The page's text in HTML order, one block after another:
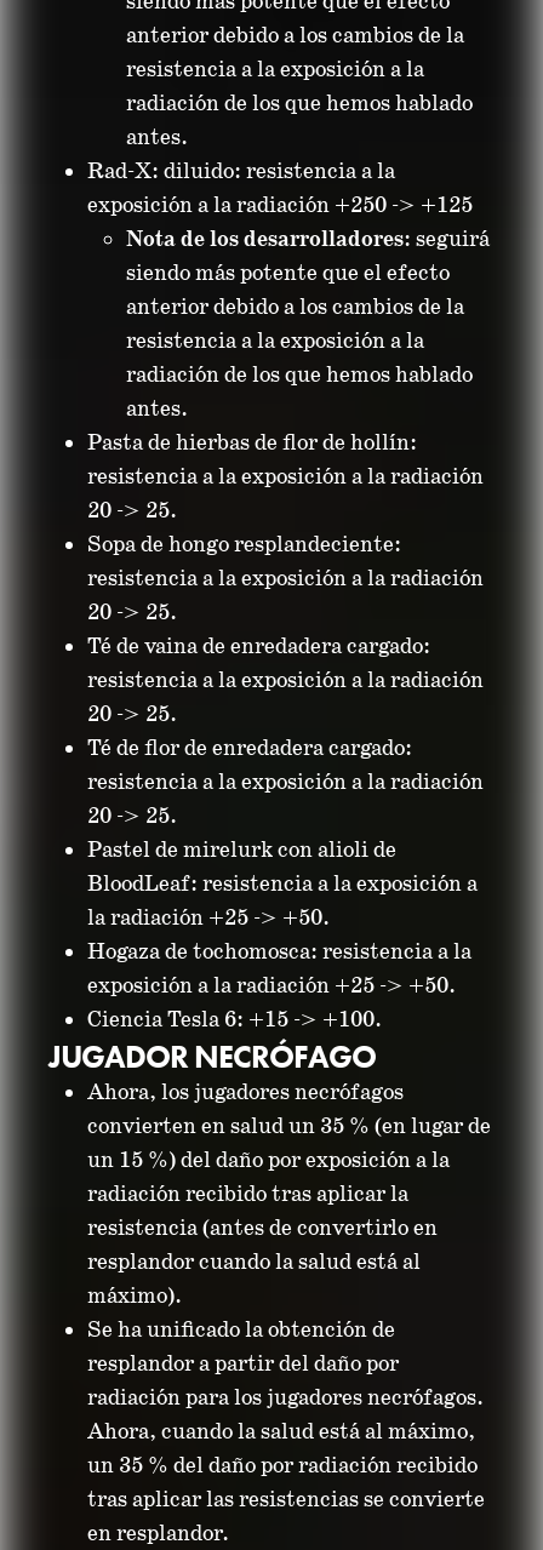
anterior debido a los cambios de la
resistencia a la exposición a la
radiación de los que hemos hablado
antes.
Rad-X: diluido: resistencia a la
exposición a la radiación +250 -> +125
Nota de los desarrolladores: seguirá
siendo más potente que el efecto
anterior debido a los cambios de la
resistencia a la exposición a la
radiación de los que hemos hablado
antes.
Pasta de hierbas de flor de hollín:
resistencia a la exposición a la radiación
20 -> 25.
Sopa de hongo resplandeciente:
resistencia a la exposición a la radiación
20 -> 25.
Té de vaina de enredadera cargado:
resistencia a la exposición a la radiación
20 -> 25.
Té de flor de enredadera cargado:
resistencia a la exposición a la radiación
20 -> 25.
Pastel de mirelurk con alioli de
BloodLeaf: resistencia a la exposición a
la radiación +25 -> +50.
Hogaza de tochomosca: resistencia a la
exposición a la radiación +25 -> +50.
Ciencia Tesla 6: +15 -> +100.
JUGADOR NECRÓFAGO
Ahora, los jugadores necrófagos
convierten en salud un 35 % (en lugar de
un 15 %) del daño por exposición a la
radiación recibido tras aplicar la
resistencia (antes de convertirlo en
resplandor cuando la salud está al
máximo).
Se ha unificado la obtención de
resplandor a partir del daño por
radiación para los jugadores necrófagos.
Ahora, cuando la salud está al máximo,
un 35 % del daño por radiación recibido
tras aplicar las resistencias se convierte
en resplandor.